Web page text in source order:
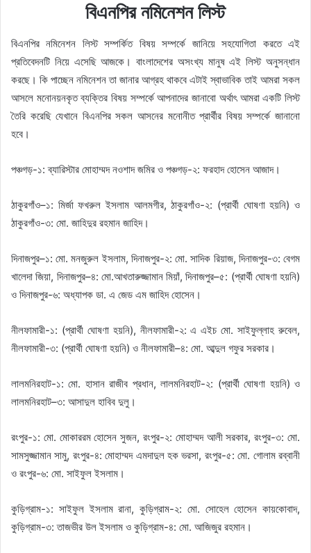
বিএনপির নমিনেশন লিস্ট
বিএনপির নমিনেশন লিস্ট সম্পর্কিত বিষয় সম্পর্কে জানিয়ে সহযোগিতা করতে এই
প্রতিবেদনটি নিয়ে এসেছি আজকে। বাংলাদেশের অসংখ্য মানুষ এই লিস্ট অনুসন্ধান
করছে। কি পাচ্ছেন নমিনেশন তা জানার আগ্রহ থাকবে এটাই স্বাভাবিক তাই আমরা সকল
আসলে মনোনয়নকৃত ব্যক্তির বিষয় সম্পর্কে আপনাদের জানাবো অর্থাৎ আমরা একটি লিস্ট
তৈরি করেছি যেখানে বিএনপির সকল আসনের মনোনীত প্রার্থীর বিষয় সম্পর্কে জানানো
হবে।
পঞ্চগড়-১: ব্যারিস্টার মোহাম্মদ নওশাদ জমির ও পঞ্চগড়-২: ফরহাদ হোসেন আজাদ।
ঠাকুরগাঁও–১: মির্জা ফখরুল ইসলাম আলমগীর, ঠাকুরগাঁও-২: (প্রার্থী ঘোষণা হয়নি) ও
ঠাকুরগাঁও-৩: মো. জাহিদুর রহমান জাহিদ।
দিনাজপুর–১: মো. মনজুরুল ইসলাম, দিনাজপুর-২: মো. সাদিক রিয়াজ, দিনাজপুর-৩: বেগম
খালেদা জিয়া, দিনাজপুর–৪: মো.আখতারুজ্জামান মিয়াঁ, দিনাজপুর–৫: (প্রার্থী ঘোষণা হয়নি)
ও দিনাজপুর-৬: অধ্যাপক ডা. এ জেড এম জাহিদ হোসেন।
নীলফামারী-১: (প্রার্থী ঘোষণা হয়নি), নীলফামারী-২: এ এইচ মো. সাইফুল্লাহ রুবেল,
নীলফামারী-৩: (প্রার্থী ঘোষণা হয়নি) ও নীলফামারী–৪: মো. আব্দুল গফুর সরকার।
লালমনিরহাট-১: মো. হাসান রাজীব প্রধান, লালমনিরহাট-২: (প্রার্থী ঘোষণা হয়নি) ও
লালমনিরহাট–৩: আসাদুল হাবিব দুলু।
রংপুর-১: মো. মোকাররম হোসেন সুজন, রংপুর-২: মোহাম্মদ আলী সরকার, রংপুর-৩: মো.
সামসুজ্জামান সামু, রংপুর-৪: মোহাম্মদ এমদাদুল হক ভরসা, রংপুর-৫: মো. গোলাম রব্বানী
ও রংপুর-৬: মো. সাইফুল ইসলাম।
কুড়িগ্রাম-১: সাইফুল ইসলাম রানা, কুড়িগ্রাম-২: মো. সোহেল হোসেন কায়কোবাদ,
কুড়িগ্রাম-৩: তাজভীর উল ইসলাম ও কুড়িগ্রাম-৪: মো. আজিজুর রহমান।